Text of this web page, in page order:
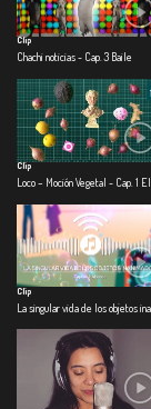
Clip
Chachi noticias - Cap. 3 Baile
Clip
Clip